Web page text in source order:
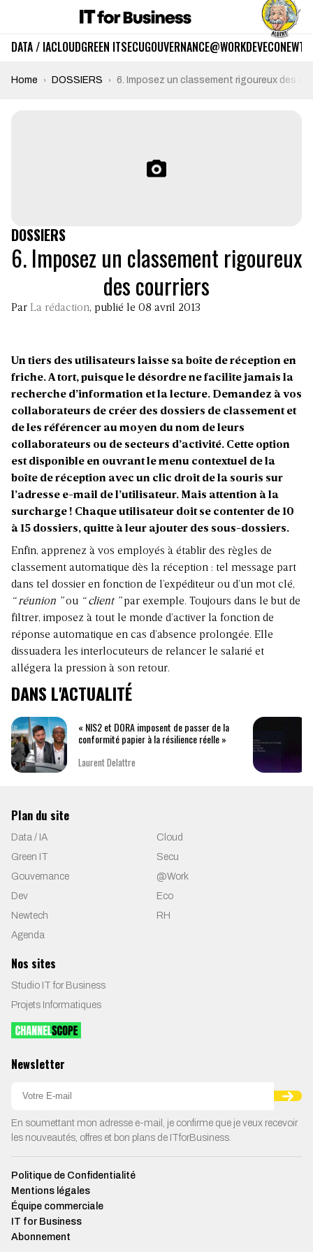
DATA / IACLOUDGREEN ITSECUGOUVERNANCE@WORKDEVECO
Home DOSSIERS 6. Imposez un classement rigoureux des
DOSSIERS
6. Imposez un classement rigoureux
des courriers
Par La rédaction, publié le 08 avril 2013
Un tiers des utilisateurs laisse sa boîte de réception en
friche. A tort, puisque le désordre ne facilite jamais la
recherche d’information et la lecture. Demandez à vos
collaborateurs de créer des dossiers de classement et
de les référencer au moyen du nom de leurs
collaborateurs ou de secteurs d’activité. Cette option
est disponible en ouvrant le menu contextuel de la
boîte de réception avec un clic droit de la souris sur
l’adresse e-mail de l’utilisateur. Mais attention à la
surcharge ! Chaque utilisateur doit se contenter de 10
à 15 dossiers, quitte à leur ajouter des sous-dossiers.
Enfin, apprenez à vos employés à établir des règles de
classement automatique dès la réception : tel message part
dans tel dossier en fonction de l’expéditeur ou d’un mot clé,
“ réunion ”ou “ client ”par exemple. Toujours dans le but de
filtrer, imposez à tout le monde d’activer la fonction de
réponse automatique en cas d’absence prolongée. Elle
dissuadera les interlocuteurs de relancer le salarié et
allégera la pression à son retour.
DANS L'ACTUALITÉ
« NIS2 et DORA imposent de passer de la
conformité papier à la résilience réelle »
Laurent Delattre
Plan du site
Data / IA
Cloud
Green IT
Secu
Gouvernance
@Work
Dev
Eco
Newtech
RH
Agenda
Nos sites
Studio IT for Business
Projets Informatiques
Newsletter
En soumettant mon adresse e-mail, je confirme que je veux recevoir
les nouveautés, offres et bon plans de ITforBusiness.
Politique de Confidentialité
Mentions légales
Équipe commerciale
IT for Business
Abonnement